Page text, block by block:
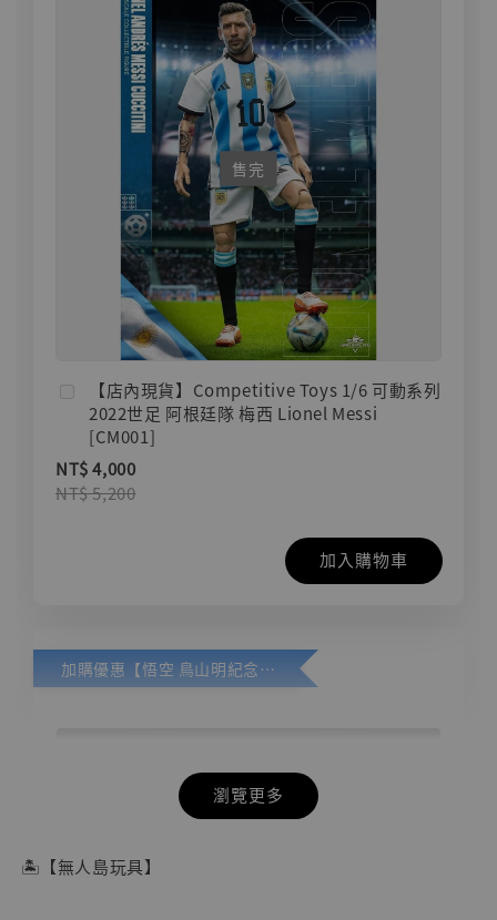
售完
【店內現貨】Competitive Toys 1/6 可動系列
2022世足 阿根廷隊 梅西 Lionel Messi
[CM001]
NT$ 4,000
NT$ 5,200
加入購物車
加購優惠【悟空 鳥山明紀念款 [奇蹟工作室]】
瀏覽更多
🏝【無人島玩具】